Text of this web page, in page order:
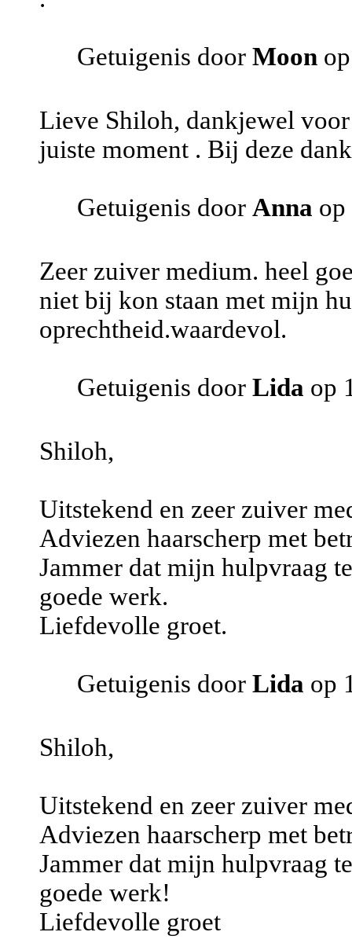
Getuigenis door Moon
Lieve Shiloh, dankjewel
juiste moment . Bij deze
Getuigenis door Anna op
Zeer zuiver medium. heel
niet bij kon staan met mijn
oprechtheid.waardevol.
Getuigenis door Lida op
Shiloh,
Uitstekend en zeer zuiver
Adviezen haarscherp met
Jammer dat mijn hulpvraag
goede werk.
Liefdevolle groet.
Getuigenis door Lida op
Shiloh,
Uitstekend en zeer zuiver
Adviezen haarscherp met
Jammer dat mijn hulpvraag
goede werk!
Liefdevolle groet